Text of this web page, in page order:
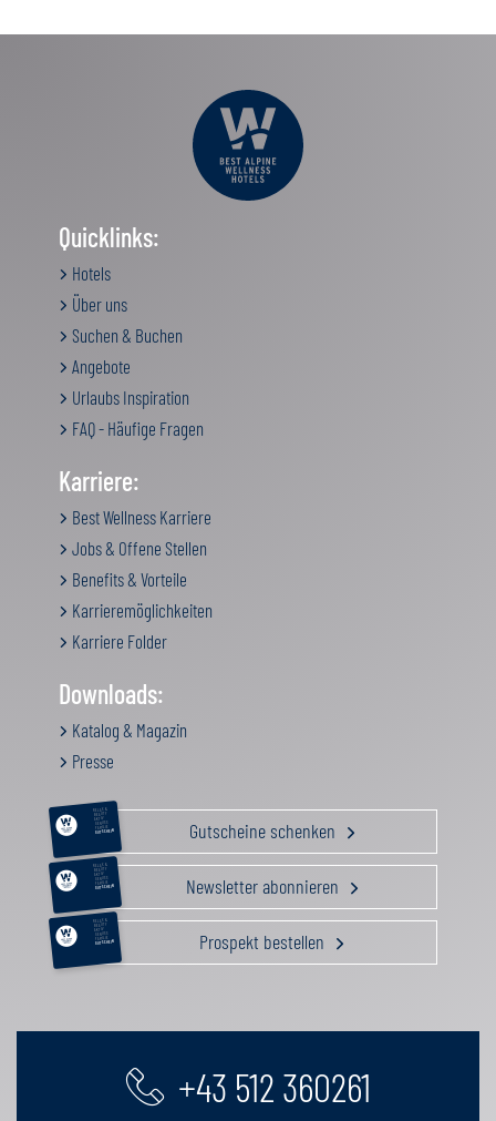
Quicklinks:
Hotels
Über uns
Suchen & Buchen
Angebote
Urlaubs Inspiration
FAQ - Häufige Fragen
Karriere:
Best Wellness Karriere
Jobs & Offene Stellen
Benefits & Vorteile
Karrieremöglichkeiten
Karriere Folder
Downloads:
Katalog & Magazin
Presse
RELAX &
BEAUTY
AKTIV
GENUSS
FAMILIE
GUTSCHEIN Gutscheine schenken
RELAX &
BEAUTY
AKTIV
GENUSS
FAMILIE
GUTSCHEIN Newsletter abonnieren
RELAX &
BEAUTY
AKTIV
GENUSS
FAMILIE
GUTSCHEIN Prospekt bestellen
+43 512 360261